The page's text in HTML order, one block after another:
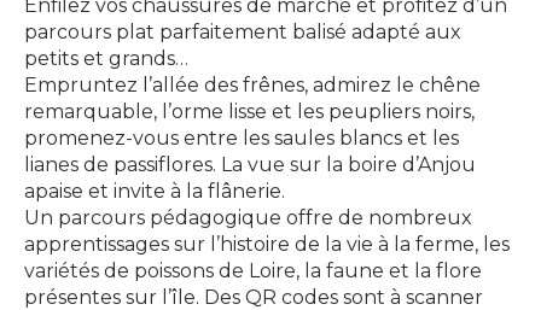
Enfilez vos chaussures de marche et profitez d’un
parcours plat parfaitement balisé adapté aux
petits et grands…
Empruntez l’allée des frênes, admirez le chêne
remarquable, l’orme lisse et les peupliers noirs,
promenez-vous entre les saules blancs et les
lianes de passiflores. La vue sur la boire d’Anjou
apaise et invite à la flânerie.
Un parcours pédagogique offre de nombreux
apprentissages sur l’histoire de la vie à la ferme, les
variétés de poissons de Loire, la faune et la flore
présentes sur l’île. Des QR codes sont à scanner